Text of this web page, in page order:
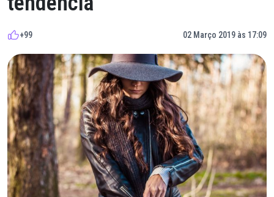
+99 02 Março 2019 às 17:09